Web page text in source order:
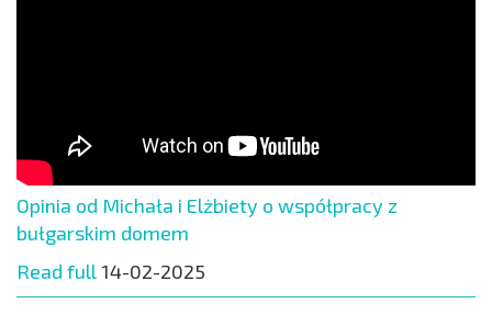
Opinia od Michała i Elżbiety o współpracy z
bułgarskim domem
Read full 14-02-2025